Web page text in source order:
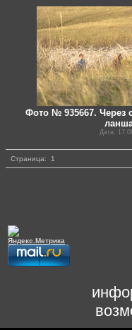
Фото № 935667. Через
Дата:
Страница: 1